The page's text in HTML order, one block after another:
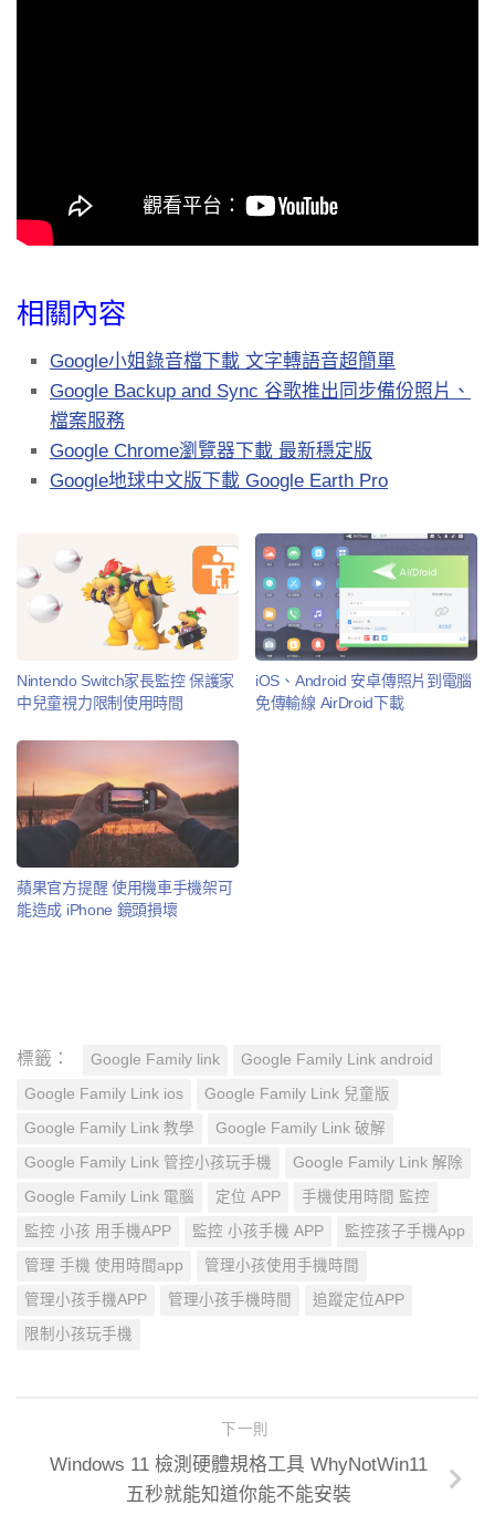
相關內容
Google小姐錄音檔下載 文字轉語音超簡單
Google Backup and Sync 谷歌推出同步備份照片、
檔案服務
Google Chrome瀏覽器下載 最新穩定版
Google地球中文版下載 Google Earth Pro
Nintendo Switch家長監控 保護家
中兒童視力限制使用時間
iOS、Android 安卓傳照片到電腦
免傳輸線 AirDroid下載
蘋果官方提醒 使用機車手機架可
能造成 iPhone 鏡頭損壞
標籤： Google Family link Google Family Link android
Google Family Link ios Google Family Link 兒童版
Google Family Link 教學 Google Family Link 破解
Google Family Link 管控小孩玩手機 Google Family Link 解除
Google Family Link 電腦 定位 APP 手機使用時間 監控
監控 小孩 用手機APP 監控 小孩手機 APP 監控孩子手機App
管理 手機 使用時間app 管理小孩使用手機時間
管理小孩手機APP 管理小孩手機時間 追蹤定位APP
限制小孩玩手機
下一則
Windows 11 檢測硬體規格工具 WhyNotWin11
五秒就能知道你能不能安裝